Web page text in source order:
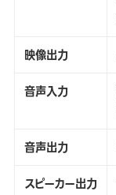
映像出力
音声入力
音声出力
スピーカー出力